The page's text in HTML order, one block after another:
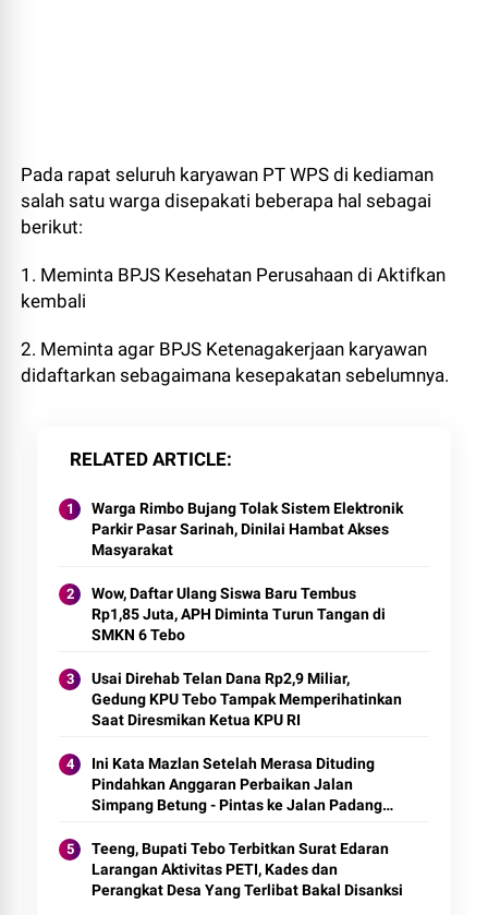
Pada rapat seluruh karyawan PT WPS di kediaman
salah satu warga disepakati beberapa hal sebagai
berikut:
1. Meminta BPJS Kesehatan Perusahaan di Aktifkan
kembali
2. Meminta agar BPJS Ketenagakerjaan karyawan
didaftarkan sebagaimana kesepakatan sebelumnya.
RELATED ARTICLE
Warga Rimbo Bujang Tolak Sistem Elektronik
Parkir Pasar Sarinah, Dinilai Hambat Akses
Masyarakat
Wow, Daftar Ulang Siswa Baru Tembus
Rp1,85 Juta, APH Diminta Turun Tangan di
SMKN 6 Tebo
Usai Direhab Telan Dana Rp2,9 Miliar,
Gedung KPU Tebo Tampak Memperihatinkan
Saat Diresmikan Ketua KPU RI
Ini Kata Mazlan Setelah Merasa Dituding
Pindahkan Anggaran Perbaikan Jalan
Simpang Betung - Pintas ke Jalan Padang
Teeng, Bupati Tebo Terbitkan Surat Edaran
Larangan Aktivitas PETI, Kades dan
Perangkat Desa Yang Terlibat Bakal Disanksi